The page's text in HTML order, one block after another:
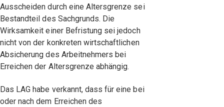
Ausscheiden durch eine Altersgrenze sei
Bestandteil des Sachgrunds. Die
Wirksamkeit einer Befristung sei jedoch
nicht von der konkreten wirtschaftlichen
Absicherung des Arbeitnehmers bei
Erreichen der Altersgrenze abhängig.
Das LAG habe verkannt, dass für eine bei
oder nach dem Erreichen des